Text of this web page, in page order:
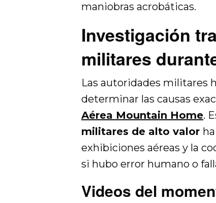
maniobras acrobáticas.
Investigación
militares
Las autoridades militares
determinar las causas
Aérea Mountain Home.
militares de alto valor
exhibiciones aéreas y la
si hubo error humano o
Videos del